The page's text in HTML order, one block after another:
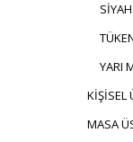
YARI
KİŞİSEL
MASA